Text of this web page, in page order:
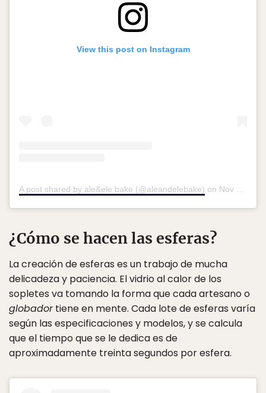
View this post on Instagram
A post shared by ale&ele bake (@aleandelebake) on Nov 3, 2018 at 7:18am PDT
¿Cómo se hacen las esferas?
La creación de esferas es un trabajo de mucha
delicadeza y paciencia. El vidrio al calor de los
sopletes va tomando la forma que cada artesano o
globadortiene en mente. Cada lote de esferas varía
según las especificaciones y modelos, y se calcula
que el tiempo que se le dedica es de
aproximadamente treinta segundos por esfera.